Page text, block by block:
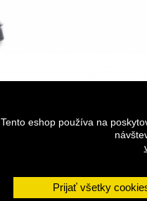
Tento eshop používa na
Prijať všetky